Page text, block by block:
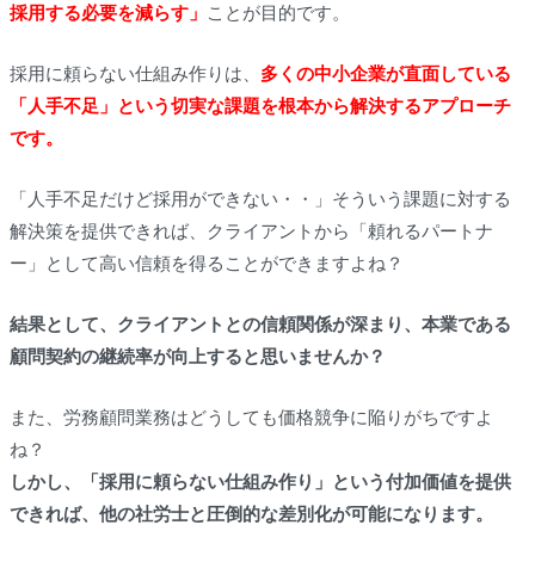
採用する必要を減らす」 ことが目的です。
採用に頼らない仕組み作りは、 多くの中小企業が直面している
「人手不足」という切実な課題を根本から解決するアプローチ
です。
「人手不足だけど採用ができない・・」そういう課題に対する
解決策を提供できれば、クライアントから「頼れるパートナ
ー」として高い信頼を得ることができますよね？
結果として、クライアントとの信頼関係が深まり、本業である
顧問契約の継続率が向上すると思いませんか？
また、労務顧問業務はどうしても価格競争に陥りがちですよ
ね？
しかし、「採用に頼らない仕組み作り」という付加価値を提供
できれば、他の社労士と圧倒的な差別化が可能になります。